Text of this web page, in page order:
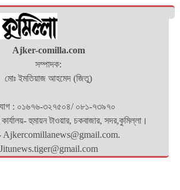
Ajker-comilla.com
সম্পাদক:
মোঃ ইমতিয়াজ আহমেদ (জিতু)
: ০১৬৭৬-৩২৭৫০৪/ ০৮১-৭৩৯৭০
কার্যালয়- হুমায়ন টাওয়ার, চকবাজার, সদর,কুমিল্লা।
Ajkercomillanews@gmail.com.
Jitunews.tiger@gmail.com